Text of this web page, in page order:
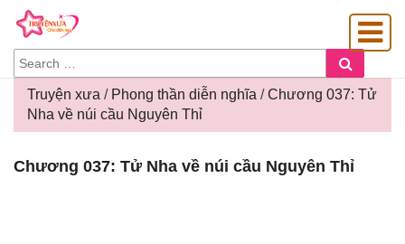
SEARCH
FOR:
Truyện xưa / Phong thần diễn nghĩa /Chương 037: Tử
Nha về núi cầu Nguyên Thỉ
037:
Chương 037: Tử Nha về núi cầu Nguyên Thỉ